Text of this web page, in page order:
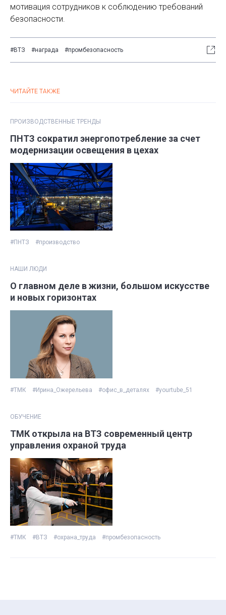
мотивация сотрудников к соблюдению требований
безопасности.
#ВТЗ #награда #промбезопасность
ЧИТАЙТЕ ТАКЖЕ
ПРОИЗВОДСТВЕННЫЕ ТРЕНДЫ
ПНТЗ сократил энергопотребление за счет
модернизации освещения в цехах
#ПНТЗ #производство
НАШИ ЛЮДИ
О главном деле в жизни, большом искусстве
и новых горизонтах
#ТМК #Ирина_Ожерельева #офис_в_деталях #yourtube_51
ОБУЧЕНИЕ
ТМК открыла на ВТЗ современный центр
управления охраной труда
#ТМК #ВТЗ #охрана_труда #промбезопасность